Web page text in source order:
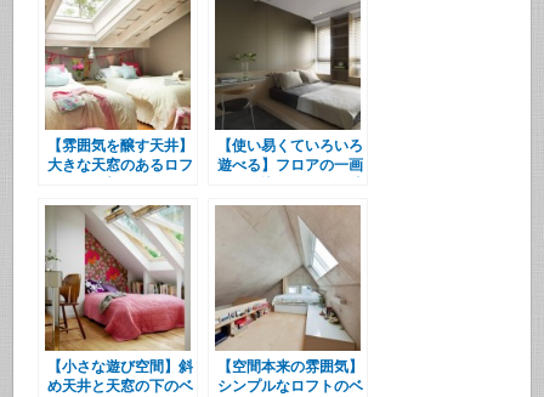
【雰囲気を醸す天井】
大きな天窓のあるロフ
【使い易くていろいろ
遊べる】フロアの一画
手の良い小上がり空間
【小さな遊び空間】斜
め天井と天窓の下のベ
【空間本来の雰囲気】
シンプルなロフトのベ